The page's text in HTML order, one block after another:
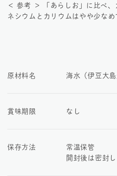
＜ 参考 ＞ 「あらしお」に比べ
ネシウムとカリウムはやや少なめ
原材料名 海水（伊豆大島
賞味期限 なし
保存方法
常温保管
開封後は密封